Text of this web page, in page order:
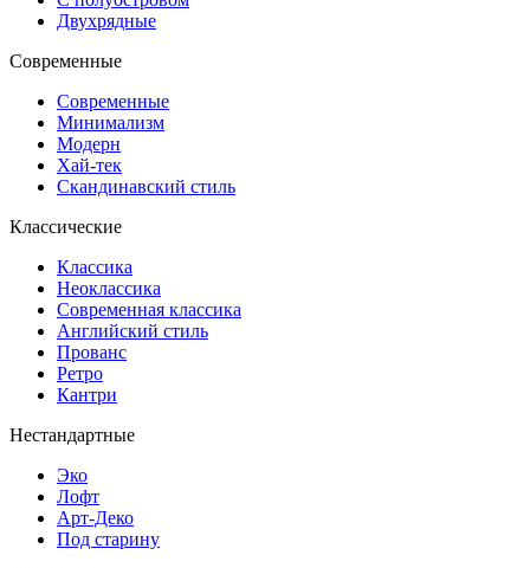
Двухрядные
Современные
Современные
Минимализм
Модерн
Хай-тек
Скандинавский стиль
Классические
Классика
Неоклассика
Современная классика
Английский стиль
Прованс
Ретро
Кантри
Нестандартные
Эко
Лофт
Арт-Деко
Под старину